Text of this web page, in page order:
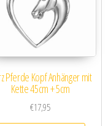
Pferde Kopf Anhänger mit
Kette 45cm + 5cm
€17,95